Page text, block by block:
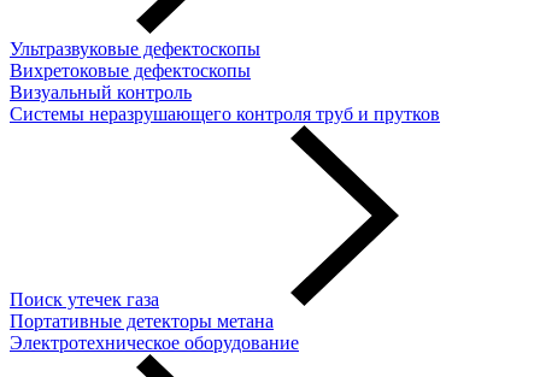
Ультразвуковые дефектоскопы
Вихретоковые дефектоскопы
Визуальный контроль
Системы неразрушающего контроля труб и прутков
Поиск утечек газа
Портативные детекторы метана
Электротехническое оборудование